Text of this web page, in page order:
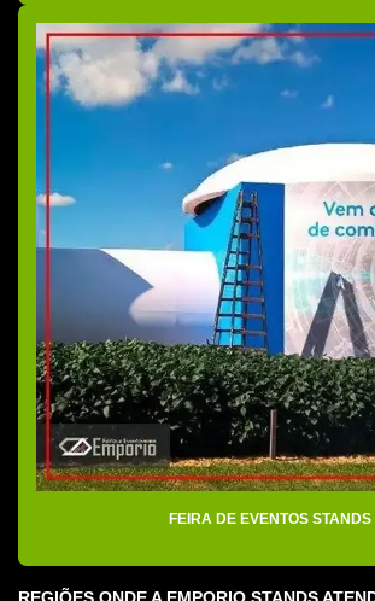
Montadoras de stands em sp
Montagem de cenários para eventos
Montagem de cenários para feiras
Montagem e decoração de stands
Montagem de showroom
Montagem de showroom para eventos
Montagem de showroom para feiras
Montagem de stands e eventos
Montagem de stands e exposições
Montagem de stands para feiras e eventos
Montagem de stands para feiras sp
FEIRA DE EVENTOS STANDS